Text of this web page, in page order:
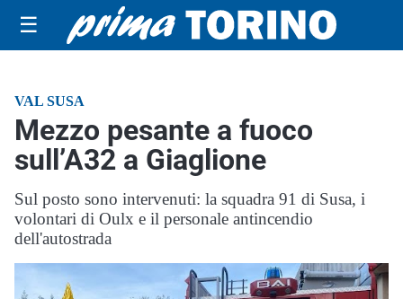
☰
VAL SUSA
Mezzo pesante a fuoco
sull’A32 a Giaglione
Sul posto sono intervenuti: la squadra 91 di Susa, i
volontari di Oulx e il personale antincendio
dell'autostrada